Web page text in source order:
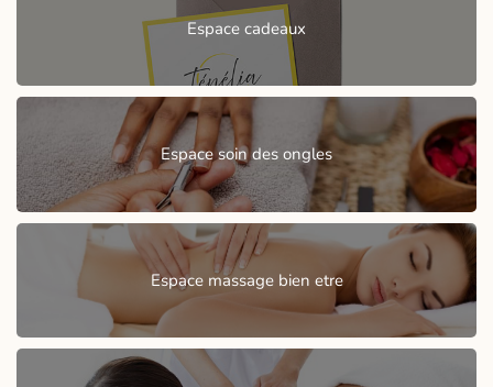
Espace cadeaux
Espace soin des ongles
Espace massage bien etre